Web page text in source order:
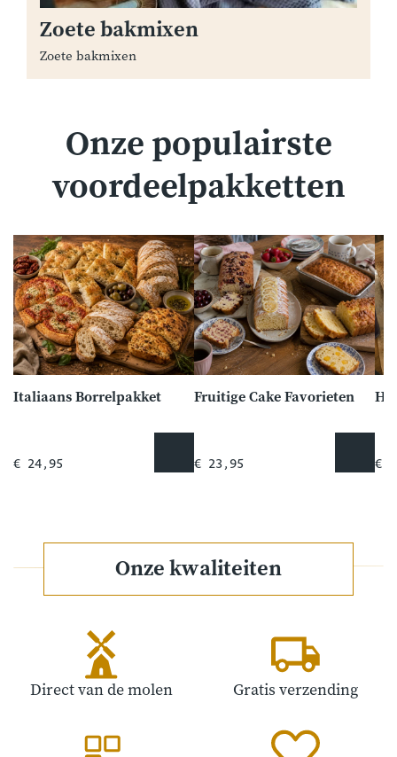
Zoete bakmixen
Zoete bakmixen
Onze populairste
voordeelpakketten
Italiaans Borrelpakket
€ 24,95
Fruitige Cake Favorieten
€ 23,95 €
Onze kwaliteiten
Direct van de molen Gratis verzending